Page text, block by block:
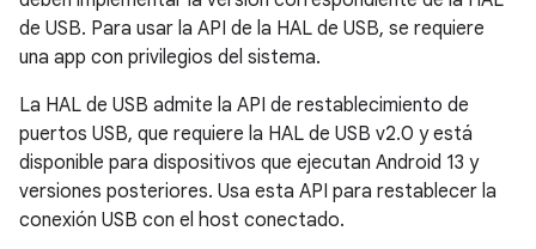
de USB. Para usar la API de la HAL de USB, se requiere
una app con privilegios del sistema.
La HAL de USB admite la API de restablecimiento de
puertos USB, que requiere la HAL de USB v2.0 y está
disponible para dispositivos que ejecutan Android 13 y
versiones posteriores. Usa esta API para restablecer la
conexión USB con el host conectado.